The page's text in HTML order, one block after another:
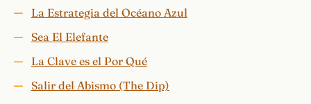
La Estrategia del Océano Azul
Sea El Elefante
La Clave es el Por Qué
Salir del Abismo (The Dip)